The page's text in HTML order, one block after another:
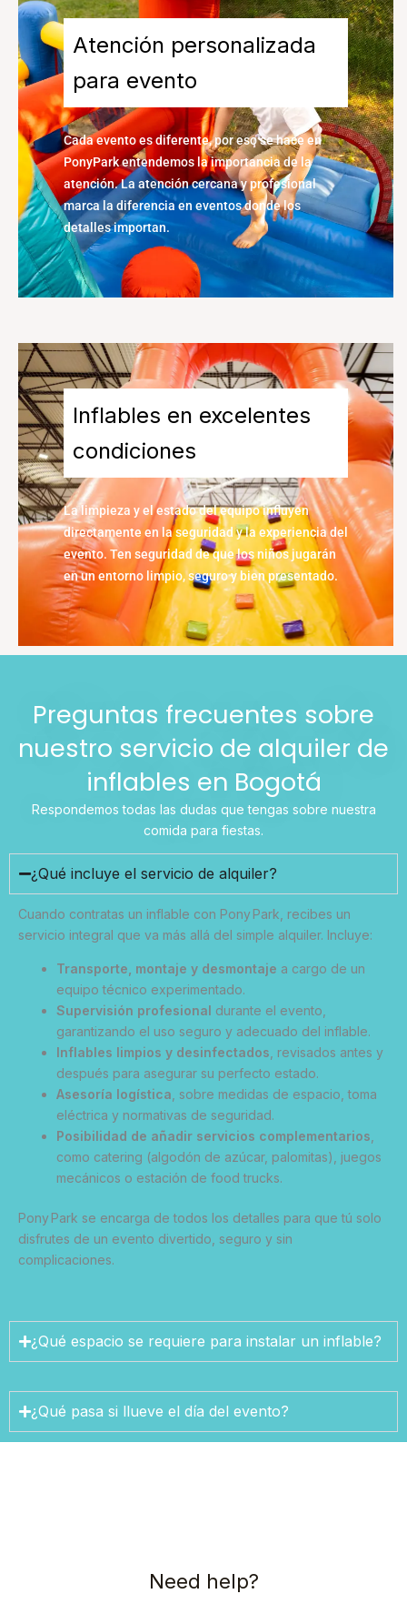
Atención personalizada
para evento
Cada evento es diferente, por eso se hace en
PonyPark entendemos la importancia de la
atención. La atención cercana y profesional
marca la diferencia en eventos donde los
detalles importan.
Inflables en excelentes
condiciones
La limpieza y el estado del equipo influyen
directamente en la seguridad y la experiencia del
evento. Ten seguridad de que los niños jugarán
en un entorno limpio, seguro y bien presentado.
Preguntas frecuentes sobre
nuestro servicio de alquiler de
inflables en Bogotá
Respondemos todas las dudas que tengas sobre nuestra
comida para fiestas.
¿Qué incluye el servicio de alquiler?
Cuando contratas un inflable con Pony Park, recibes un
servicio integral que va más allá del simple alquiler. Incluye:
Transporte, montaje y desmontaje a cargo de un
equipo técnico experimentado.
Supervisión profesional durante el evento,
garantizando el uso seguro y adecuado del inflable.
Inflables limpios y desinfectados , revisados antes y
después para asegurar su perfecto estado.
Asesoría logística , sobre medidas de espacio, toma
eléctrica y normativas de seguridad.
Posibilidad de añadir servicios complementarios
como catering (algodón de azúcar, palomitas), juegos
mecánicos o estación de food trucks.
Pony Park se encarga de todos los detalles para que tú solo
disfrutes de un evento divertido, seguro y sin
complicaciones.
¿Qué espacio se requiere para instalar un inflable?
¿Qué pasa si llueve el día del evento?
Need help?